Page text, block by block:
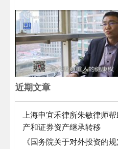
近期文章
上海申宜禾律所朱敏律师
产和证券资产继承转移
《国务院关于对外投资的